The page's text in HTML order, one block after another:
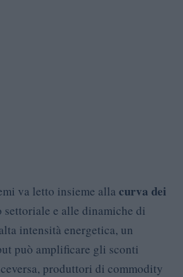
va letto insieme alla curva dei
settoriale e alle dinamiche di
intensità energetica, un
può amplificare gli sconti
produttori di commodity